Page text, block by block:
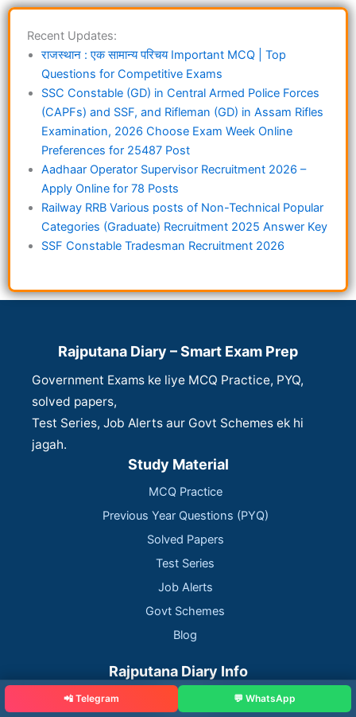
Recent Updates:
राजस्थान : एक सामान्य परिचय Important MCQ | Top
Questions for Competitive Exams
SSC Constable (GD) in Central Armed Police Forces
(CAPFs) and SSF, and Rifleman (GD) in Assam Rifles
Examination, 2026 Choose Exam Week Online
Preferences for 25487 Post
Aadhaar Operator Supervisor Recruitment 2026 –
Apply Online for 78 Posts
Railway RRB Various posts of Non-Technical Popular
Categories (Graduate) Recruitment 2025 Answer Key
SSF Constable Tradesman Recruitment 2026
Rajputana Diary – Smart Exam Prep
Government Exams ke liye MCQ Practice, PYQ,
solved papers,
Test Series, Job Alerts aur Govt Schemes ek hi
jagah.
Study Material
MCQ Practice
Previous Year Questions (PYQ)
Solved Papers
Test Series
Job Alerts
Govt Schemes
Blog
Rajputana Diary Info
📲 Telegram 💬 WhatsApp